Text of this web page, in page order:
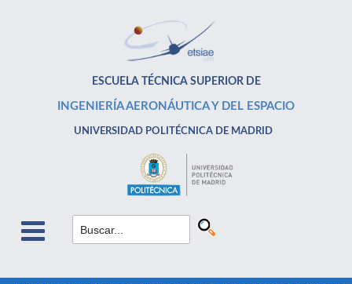
ESCUELA TÉCNICA SUPERIOR DE
INGENIERÍA AERONÁUTICA Y DEL ESPACIO
UNIVERSIDAD POLITÉCNICA DE MADRID